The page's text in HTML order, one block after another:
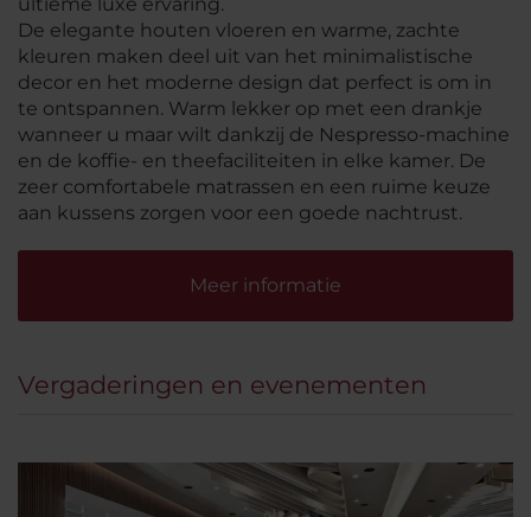
De elegante houten vloeren en warme, zachte
kleuren maken deel uit van het minimalistische
decor en het moderne design dat perfect is om in
te ontspannen. Warm lekker op met een drankje
wanneer u maar wilt dankzij de Nespresso-machine
en de koffie- en theefaciliteiten in elke kamer. De
zeer comfortabele matrassen en een ruime keuze
aan kussens zorgen voor een goede nachtrust.
Meer informatie
Vergaderingen en evenementen